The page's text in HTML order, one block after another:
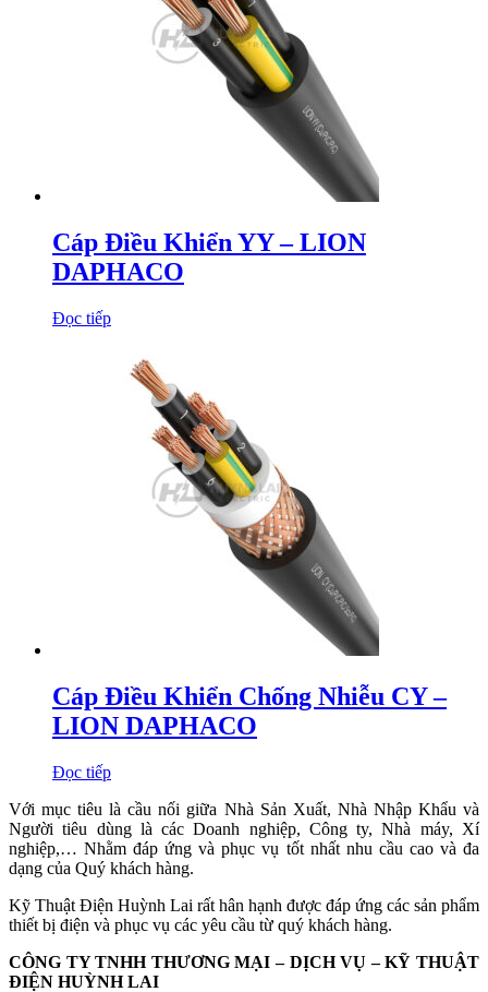
Cáp Điều Khiển YY – LION
DAPHACO
Đọc tiếp
Cáp Điều Khiển Chống Nhiễu CY –
LION DAPHACO
Đọc tiếp
Với mục tiêu là cầu nối giữa Nhà Sản Xuất, Nhà Nhập Khẩu và
Người tiêu dùng là các Doanh nghiệp, Công ty, Nhà máy, Xí
nghiệp,… Nhằm đáp ứng và phục vụ tốt nhất nhu cầu cao và đa
dạng của Quý khách hàng.
Kỹ Thuật Điện Huỳnh Lai rất hân hạnh được đáp ứng các sản phẩm
thiết bị điện và phục vụ các yêu cầu từ quý khách hàng.
CÔNG TY TNHH THƯƠNG MẠI – DỊCH VỤ – KỸ THUẬT
ĐIỆN HUỲNH LAI